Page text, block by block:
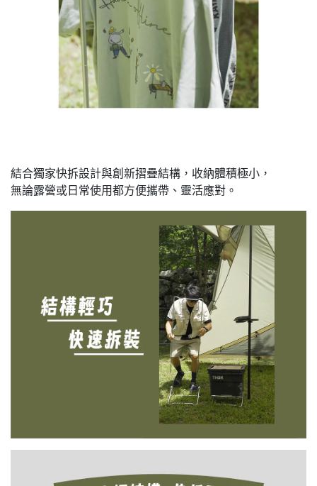
結合獨家快拆設計與創新摺疊結構，收納體積極小，
無論露營或日常使用都方便攜帶、靈活應對。